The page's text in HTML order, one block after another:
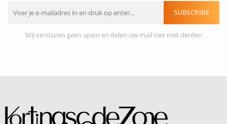
SUBSCRIBE
Wij versturen geen spam en delen uw mail niet met derden